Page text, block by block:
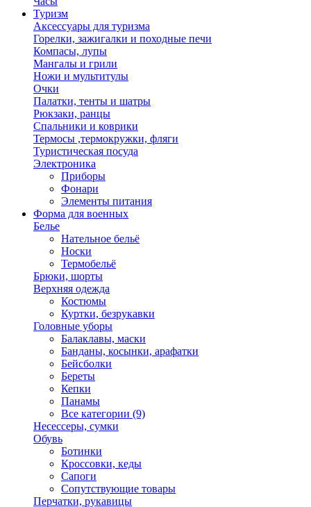
Туризм
Аксессуары для туризма
Горелки, зажигалки и походные печи
Компасы, лупы
Мангалы и грили
Ножи и мультитулы
Очки
Палатки, тенты и шатры
Рюкзаки, ранцы
Спальники и коврики
Термосы ,термокружки, фляги
Туристическая посуда
Электроника
Приборы
Фонари
Элементы питания
Форма для военных
Белье
Нательное бельё
Носки
Термобельё
Брюки, шорты
Верхняя одежда
Костюмы
Куртки, безрукавки
Головные уборы
Балаклавы, маски
Банданы, косынки, арафатки
Бейсболки
Береты
Кепки
Панамы
Все категории (9)
Несессеры, сумки
Обувь
Ботинки
Кроссовки, кеды
Сапоги
Сопутствующие товары
Перчатки, рукавицы